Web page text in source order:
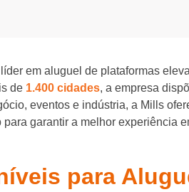
em aluguel de plataformas
de 1.400 cidades, a empresa
eventos e indústria, a Mills
garantir a melhor experiência
para